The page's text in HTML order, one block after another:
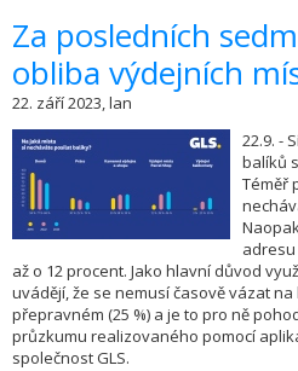
​Za posledních
obliba výdejních
22. září 2023, lan
22.9. -
balíků
Téměř
až o 12 procent. Jako hlavní důvod
uvádějí, že se nemusí časově vázat na
přepravném (25 %) a je to pro ně
průzkumu realizovaného pomocí
společnost GLS.